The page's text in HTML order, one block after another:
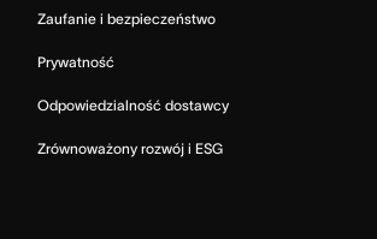
Zaufanie i bezpieczeństwo
Prywatność
Odpowiedzialność dostawcy
Zrównoważony rozwój i ESG